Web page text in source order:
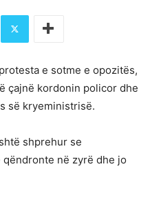
e sotme e opozitës,
çajnë kordonin policor dhe
së kryeministrisë.
shprehur se
në zyrë dhe jo